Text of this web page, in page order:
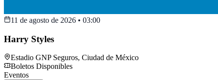
11 de agosto de 2026 • 03:00
Harry Styles
Estadio GNP Seguros, Ciudad de México
Boletos Disponibles
Eventos